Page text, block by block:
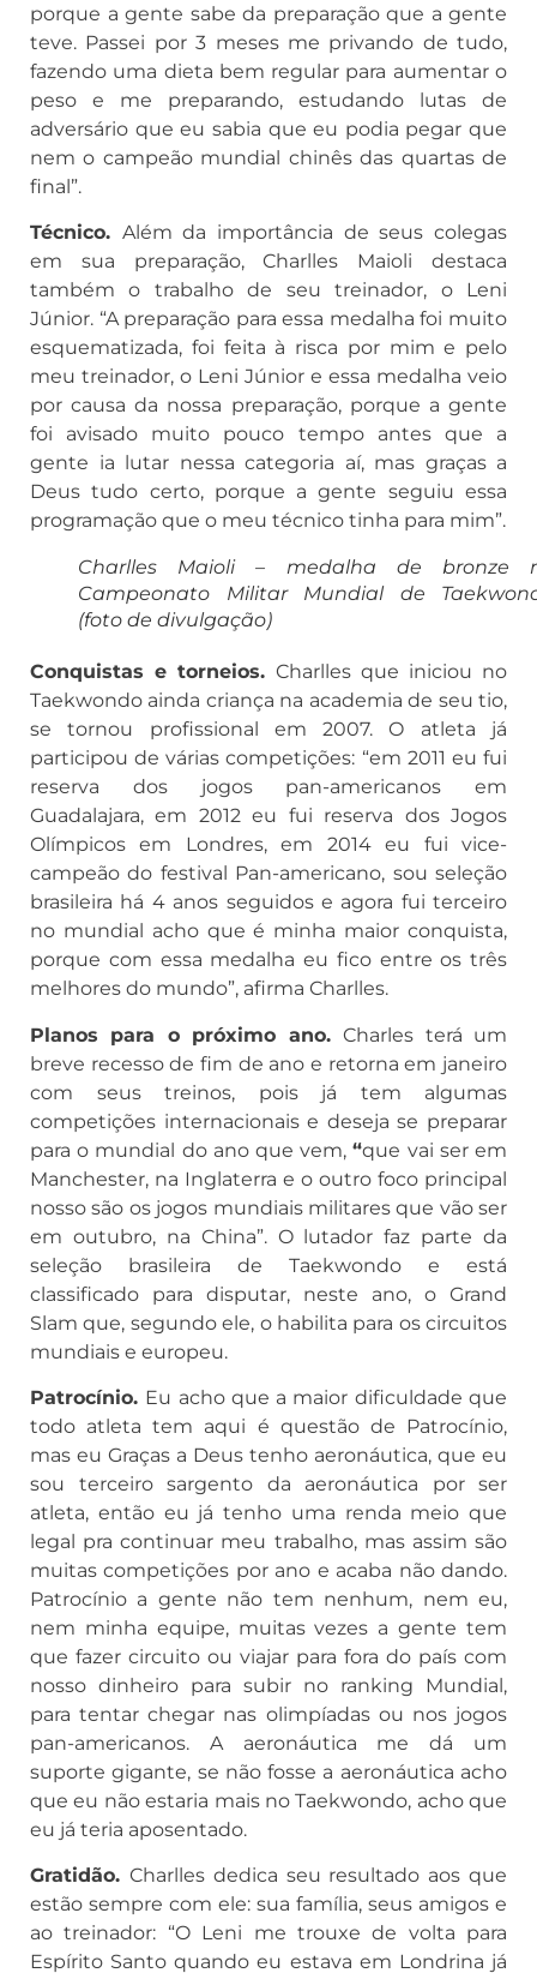
porque a gente sabe da preparação que a gente
teve. Passei por 3 meses me privando de tudo,
fazendo uma dieta bem regular para aumentar o
peso e me preparando, estudando lutas de
adversário que eu sabia que eu podia pegar que
nem o campeão mundial chinês das quartas de
final”.
Técnico. Além da importância de seus colegas
em sua preparação, Charlles Maioli destaca
também o trabalho de seu treinador, o Leni
Júnior. “A preparação para essa medalha foi muito
esquematizada, foi feita à risca por mim e pelo
meu treinador, o Leni Júnior e essa medalha veio
por causa da nossa preparação, porque a gente
foi avisado muito pouco tempo antes que a
gente ia lutar nessa categoria aí, mas graças a
Deus tudo certo, porque a gente seguiu essa
programação que o meu técnico tinha para mim”.
Charlles Maioli – medalha de bronze
Campeonato Militar Mundial de
(foto de divulgação)
Conquistas e torneios. Charlles que iniciou no
Taekwondo ainda criança na academia de seu tio,
se tornou profissional em 2007. O atleta já
participou de várias competições: “em 2011 eu fui
reserva dos jogos pan-americanos em
Guadalajara, em 2012 eu fui reserva dos Jogos
Olímpicos em Londres, em 2014 eu fui vice-
campeão do festival Pan-americano, sou seleção
brasileira há 4 anos seguidos e agora fui terceiro
no mundial acho que é minha maior conquista,
porque com essa medalha eu fico entre os três
melhores do mundo”, afirma Charlles.
Planos para o próximo ano.Charles terá um
breve recesso de fim de ano e retorna em janeiro
com seus treinos, pois já tem algumas
competições internacionais e deseja se preparar
para o mundial do ano que vem,“que vai ser em
Manchester, na Inglaterra e o outro foco principal
nosso são os jogos mundiais militares que vão ser
em outubro, na China”. O lutador faz parte da
seleção brasileira de Taekwondo e está
classificado para disputar, neste ano, o Grand
Slam que, segundo ele, o habilita para os circuitos
mundiais e europeu.
Patrocínio. Eu acho que a maior dificuldade que
todo atleta tem aqui é questão de Patrocínio,
mas eu Graças a Deus tenho aeronáutica, que eu
sou terceiro sargento da aeronáutica por ser
atleta, então eu já tenho uma renda meio que
legal pra continuar meu trabalho, mas assim são
muitas competições por ano e acaba não dando.
Patrocínio a gente não tem nenhum, nem eu,
nem minha equipe, muitas vezes a gente tem
que fazer circuito ou viajar para fora do país com
nosso dinheiro para subir no ranking Mundial,
para tentar chegar nas olimpíadas ou nos jogos
pan-americanos. A aeronáutica me dá um
suporte gigante, se não fosse a aeronáutica acho
que eu não estaria mais no Taekwondo, acho que
eu já teria aposentado.
Gratidão. Charlles dedica seu resultado aos que
estão sempre com ele: sua família, seus amigos e
ao treinador: “O Leni me trouxe de volta para
Espírito Santo quando eu estava em Londrina já